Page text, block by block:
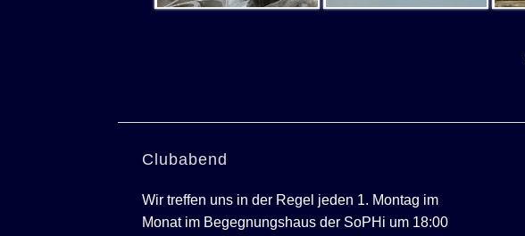
Clubabend
Wir treffen uns in der Regel jeden 1. Montag im
Monat im Begegnungshaus der SoPHi um 18:00